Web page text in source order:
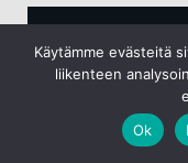
HINTA.FI
Hinta.fi hintavertailu
Käytämme evästeitä
liikenteen
Ok